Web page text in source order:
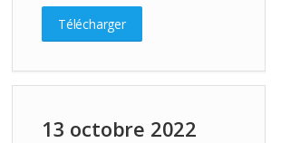
Télécharger
13 octobre 2022